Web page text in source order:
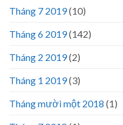
Tháng 7 2019(10)
Tháng 6 2019(142)
Tháng 2 2019(2)
Tháng 1 2019(3)
Tháng mười một 2018 (1)